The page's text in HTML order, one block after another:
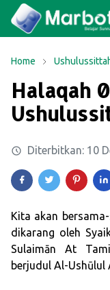
Home
Halaqah
Diterbitkan: 10
Kita akan
dikarang oleh
Sulaimān At
berjudul Al-Ushūlul